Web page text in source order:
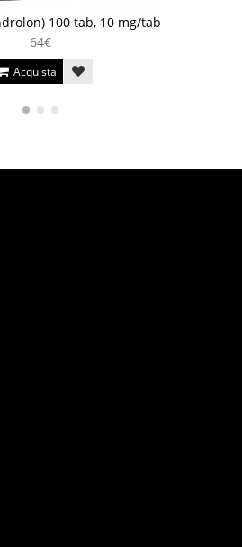
100 tab, 10 mg/tab
64€
Acquista